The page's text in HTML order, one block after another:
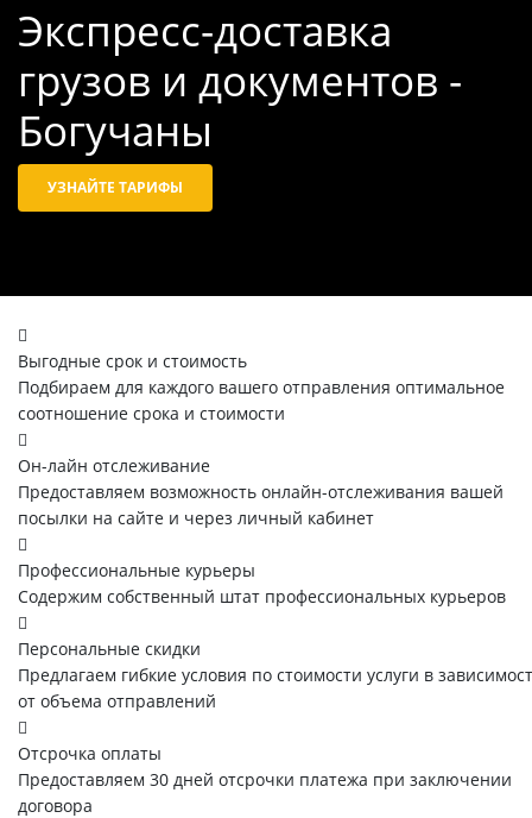
Экспресс-доставка
грузов и документов -
Богучаны
УЗНАЙТЕ ТАРИФЫ
Выгодные срок и стоимость
Подбираем для каждого вашего отправления оптимальное
соотношение срока и стоимости
Он-лайн отслеживание
Предоставляем возможность онлайн-отслеживания вашей
посылки на сайте и через личный кабинет
Профессиональные курьеры
Содержим собственный штат профессиональных курьеров
Персональные скидки
Предлагаем гибкие условия по стоимости услуги в
от объема отправлений
Отсрочка оплаты
Предоставляем 30 дней отсрочки платежа при заключении
договора